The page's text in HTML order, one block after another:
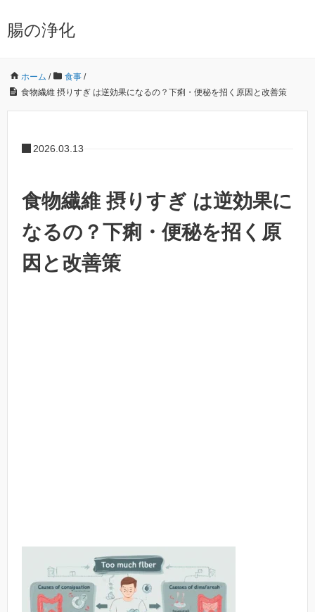
腸の浄化
ホーム / 食事 /
食物繊維 摂りすぎ は逆効果になるの？下痢・便秘を招く原因と改善策
2026.03.13
食物繊維 摂りすぎ は逆効果に
なるの？下痢・便秘を招く原
因と改善策